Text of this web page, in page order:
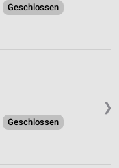
Geschlossen
❯
Geschlossen